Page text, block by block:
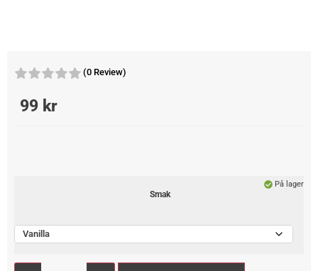
(0 Review)
99 kr
Smak
Vanilla
På lager